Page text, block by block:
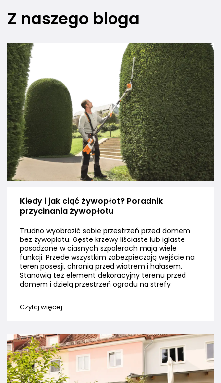
Z naszego bloga
Kiedy i jak ciąć żywopłot? Poradnik
przycinania żywopłotu
Trudno wyobrazić sobie przestrzeń przed domem
bez żywopłotu. Gęste krzewy liściaste lub iglaste
posadzone w ciasnych szpalerach mają wiele
funkcji. Przede wszystkim zabezpieczają wejście na
teren posesji, chronią przed wiatrem i hałasem.
Stanowią też element dekoracyjny terenu przed
domem i dzielą przestrzeń ogrodu na strefy
Czytaj więcej